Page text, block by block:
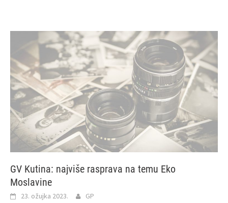
GV Kutina: najviše rasprava na temu Eko
Moslavine
23. ožujka 2023. GP